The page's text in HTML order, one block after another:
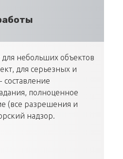
небольших объектов
для серьезных и
составление
полноценное
(все разрешения и
надзор.